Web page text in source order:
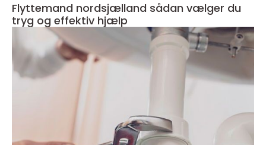
Flyttemand nordsjælland sådan vælger du
tryg og effektiv hjælp